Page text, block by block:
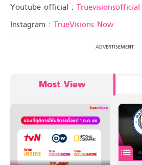
Youtube official : Truevisionsofficial
Instagram : TrueVisions Now
Most View